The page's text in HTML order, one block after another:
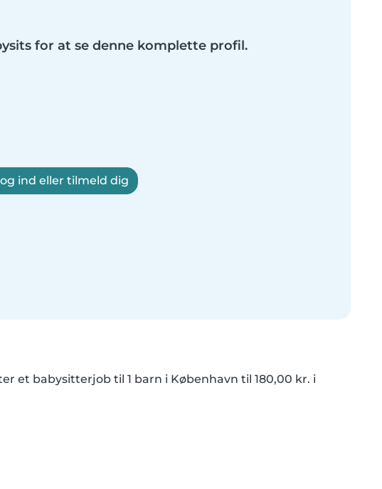
for at se denne komplette profil.
ind eller tilmeld dig
et babysitterjob til 1 barn i København til 180,00 kr. i